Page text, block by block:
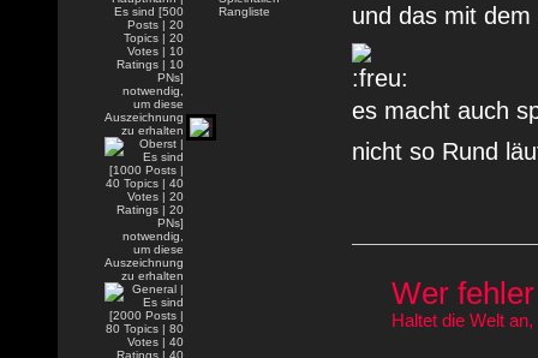
und das mit
es macht auch
nicht so Rund
Wer
Haltet die Welt